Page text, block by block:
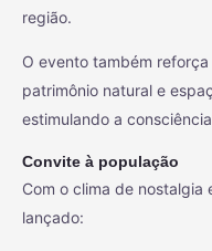
região.
O evento também
patrimônio natural e
estimulando a
Convite à população
Com o clima de
lançado: